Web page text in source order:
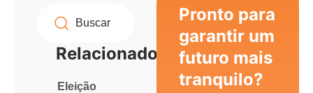
Relacionados
Eleição
Pronto para
garantir um
futuro mais
tranquilo?